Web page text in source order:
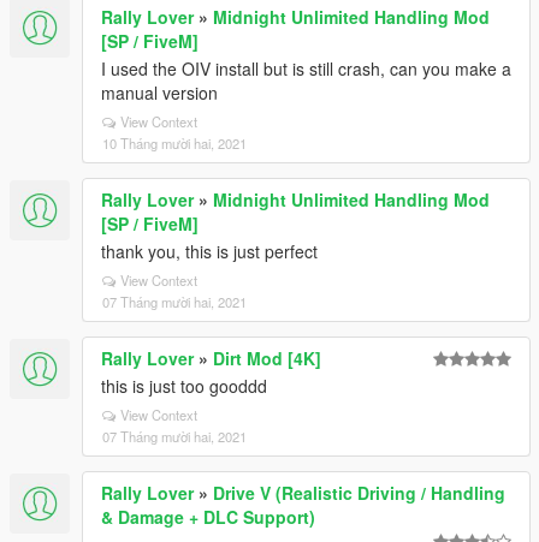
Rally Lover» Midnight Unlimited Handling Mod
[SP / FiveM]
I used the OIV install but is still crash, can you make a
manual version
View Context
10 Tháng mười hai, 2021
Rally Lover» Midnight Unlimited Handling Mod
[SP / FiveM]
thank you, this is just perfect
View Context
07 Tháng mười hai, 2021
Rally Lover» Dirt Mod [4K]
this is just too gooddd
View Context
07 Tháng mười hai, 2021
Rally Lover» Drive V (Realistic Driving / Handling
& Damage + DLC Support)